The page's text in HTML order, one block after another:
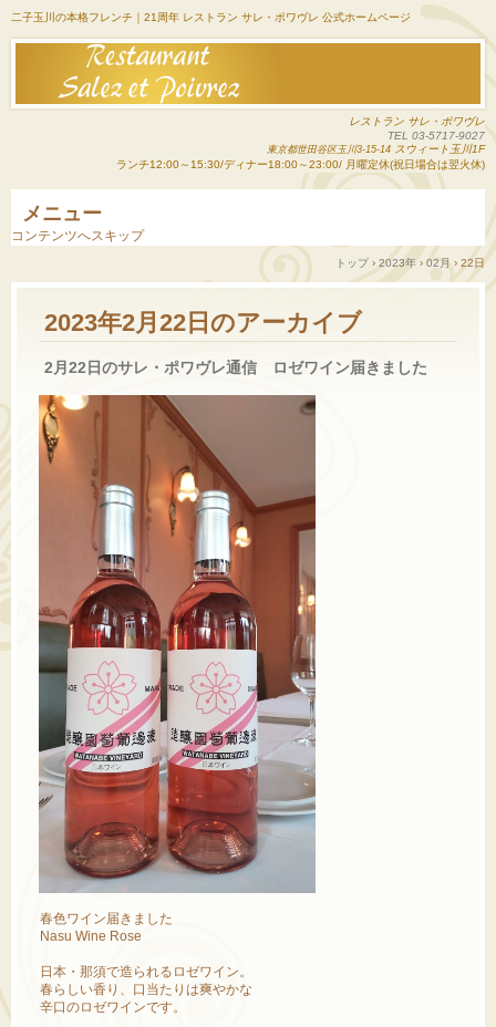
二子玉川の本格フレンチ｜21周年 レストラン サレ・ポワヴレ 公式ホームページ
レストラン サレ・ポワヴレ
TEL 03-5717-9027
東京都世田谷区玉川3-15-14 スウィート玉川1F
ランチ12:00～15:30/ディナー18:00～23:00/ 月曜定休(祝日場合は翌火休)
メニュー
コンテンツへスキップ
トップ › 2023年 › 02月 › 22日
2023年2月22日 のアーカイブ
2月22日のサレ・ポワヴレ通信 ロゼワイン届きました
春色ワイン届きました
Nasu Wine Rose
日本・那須で造られるロゼワイン。
春らしい香り、口当たりは爽やかな
辛口のロゼワインです。